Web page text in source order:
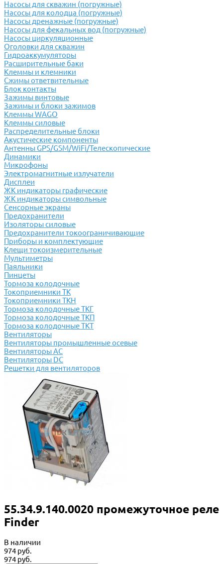
Насосы для скважин (погружные)
Насосы для колодца (погружные)
Насосы дренажные (погружные)
Насосы для фекальных вод (погружные)
Насосы циркуляционные
Оголовки для скважин
Гидроаккумуляторы
Расширительные баки
Клеммы и клемники
Cжимы ответвительные
Блок контакты
Зажимы винтовые
Зажимы и блоки зажимов
Клеммы WAGO
Клеммы силовые
Распределительные блоки
Акустические компоненты
Антенны GPS/GSM/WiFi/Телескопические
Динамики
Микрофоны
Электромагнитные излучатели
Дисплеи
ЖК индикаторы графические
ЖК индикаторы символьные
Сенсорные экраны
Предохранители
Изоляторы силовые
Предохранители токоограничивающие
Приборы и комплектующие
Клещи токоизмерительные
Мультиметры
Паяльники
Пинцеты
Тормоза колодочные
Токоприемники ТК
Токоприемники ТКН
Тормоза колодочные ТКГ
Тормоза колодочные ТКП
Тормоза колодочные ТКТ
Вентиляторы
Вентиляторы промышленные осевые
Вентиляторы АС
Вентиляторы DC
Решетки для вентиляторов
55.34.9.140.0020 промежуточное реле
Finder
В наличии
974 руб.
974 руб.